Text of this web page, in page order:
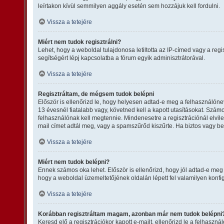
leírtakon kívül semmilyen aggály esetén sem hozzájuk kell fordulni.
Vissza a tetejére
Miért nem tudok regisztrálni?
Lehet, hogy a weboldal tulajdonosa letiltotta az IP-címed vagy a
segítségért lépj kapcsolatba a fórum egyik adminisztrátorával.
Vissza a tetejére
Regisztráltam, de mégsem tudok belépni
Először is ellenőrizd le, hogy helyesen adtad-e meg a
13 évesnél fiatalabb vagy, követned kell a kapott utasításokat.
felhasználónak kell megtennie. Mindenesetre a regisztrációnál
mail címet adtál meg, vagy a spamszűrőd kiszűrte. Ha biztos vagy
Vissza a tetejére
Miért nem tudok belépni?
Ennek számos oka lehet. Először is ellenőrizd, hogy jól adtad-e
hogy a weboldal üzemeltetőjének oldalán lépett fel valamilyen
Vissza a tetejére
Korábban regisztráltam magam, azonban már nem tudok
Keresd elő a regisztrációkor kapott e-mailt, ellenőrizd le a